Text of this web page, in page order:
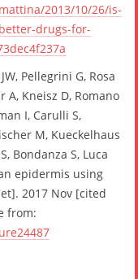
2013/10/26/is-
drugs-for-
Pellegrini G, Rosa
A, Kneisz D, Romano
I, Carulli S,
M, Kueckelhaus
Bondanza S, Luca
epidermis using
2017 Nov [cited
from: